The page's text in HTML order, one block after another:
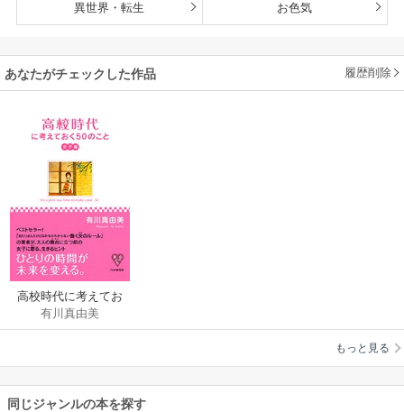
異世界・転生 お色気
あなたがチェックした作品 履歴削除
高校時代に考えてお
く50のこと・女子編
有川真由美
もっと見る
同じジャンルの本を探す